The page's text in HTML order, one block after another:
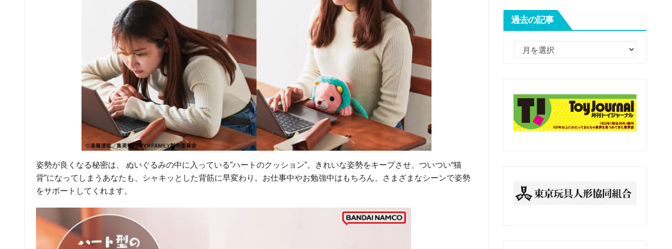
姿勢が良くなる秘密は、 ぬいぐるみの中に入っている”ハートのクッション”。きれいな姿勢をキープさせ、ついつい“猫
背”になってしまうあなたも、シャキッとした背筋に早変わり。お仕事中やお勉強中はもちろん、さまざまなシーンで姿勢
をサポートしてくれます。
過去の記事
記
事